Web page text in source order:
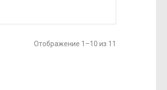
Отображение 1–10 из 11